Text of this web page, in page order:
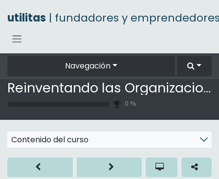
utilitas | fundadores y
Navegación
Reinventando las Organizaciones
0 %
Contenido del curso